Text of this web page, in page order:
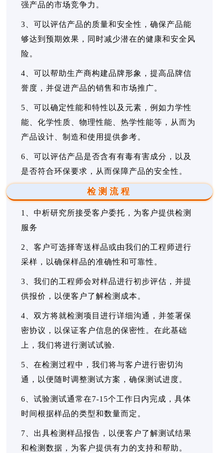
强产品的市场竞争力。
3、可以评估产品的质量和安全性，确保产品能
够达到预期效果，同时减少潜在的健康和安全风
险。
4、可以帮助生产商构建品牌形象，提高品牌信
誉度，并促进产品的销售和市场推广。
5、可以确定性能和特性以及元素，例如力学性
能、化学性质、物理性能、热学性能等，从而为
产品设计、制造和使用提供参考。
6、可以评估产品是否含有有毒有害成分，以及
是否符合环保要求，从而保障产品的安全性。
检测流程
1、中析研究所接受客户委托，为客户提供检测
服务
2、客户可选择寄送样品或由我们的工程师进行
采样，以确保样品的准确性和可靠性。
3、我们的工程师会对样品进行初步评估，并提
供报价，以便客户了解检测成本。
4、双方将就检测项目进行详细沟通，并签署保
密协议，以保证客户信息的保密性。在此基础
上，我们将进行测试试验.
5、在检测过程中，我们将与客户进行密切沟
通，以便随时调整测试方案，确保测试进度。
6、试验测试通常在7-15个工作日内完成，具体
时间根据样品的类型和数量而定。
7、出具检测样品报告，以便客户了解测试结果
和检测数据，为客户提供有力的支持和帮助。